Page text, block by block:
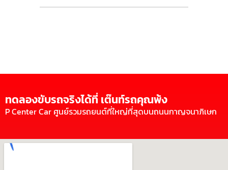
ทดลองขับรถจริงได้ที่ เต๊นท์รถคุณพ้ง
P Center Car ศูนย์รวมรถยนต์ที่ใหญ่ที่สุดบนถนนกาญจนาภิเษก